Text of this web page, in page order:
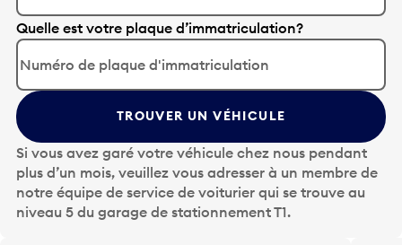
A
p
p
u
y
e
s
u
r
l
Quelle est votre plaque d’immatriculation?
TROUVER UN VÉHICULE
Si vous avez garé votre véhicule chez nous pendant
plus d’un mois, veuillez vous adresser à un membre de
notre équipe de service de voiturier qui se trouve au
niveau 5 du garage de stationnement T1.